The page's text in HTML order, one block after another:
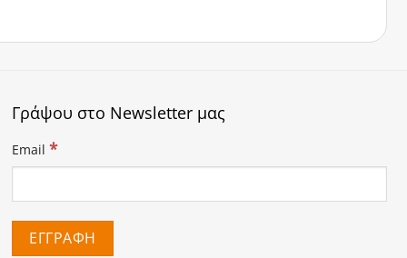
Γράψου στο Newsletter μας
Email *